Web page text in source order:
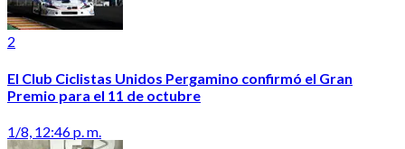
2
El Club Ciclistas Unidos Pergamino confirmó el Gran
Premio para el 11 de octubre
1/8, 12:46 p. m.